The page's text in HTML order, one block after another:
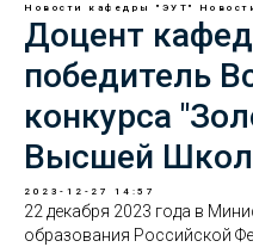
Новости кафедры "ЭУТ"
Доцент
победитель
конкурса
Высшей
2023-12-27 14:57
22 декабря 2023 года в
образования Российской